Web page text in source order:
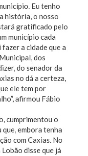
Eu tenho
história, o nosso
gratificado pelo
município cada
a cidade que a
dos
do senador da
no dá a certeza,
ele tem por
afirmou Fábio
cumprimentou o
embora tenha
com Caxias. No
disse que já